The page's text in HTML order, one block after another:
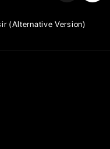
(Alternative Version)